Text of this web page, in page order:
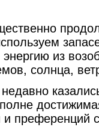
из
солнца,
преференций